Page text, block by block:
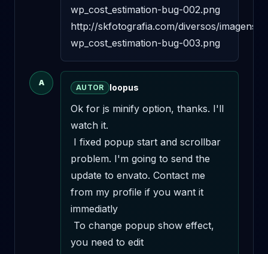
wp_cost_estimation-bug-002.png
http://skfotografia.com/diversos/imagens/
wp_cost_estimation-bug-003.png
A
AUTOR loopus
Ok for js minify option, thanks. I'll
watch it.
problem. I'm going to send the
update to envato. Contact me
from my profile if you want it
immediatly
you need to edit